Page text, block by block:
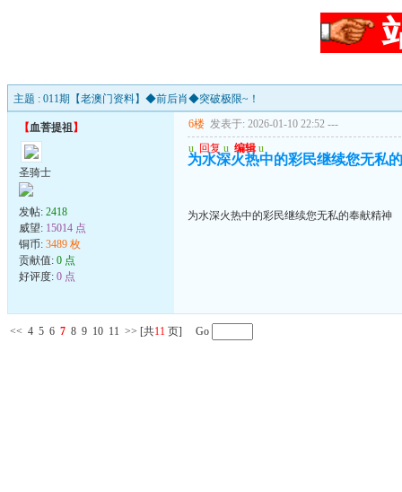
主题 : 011期【老澳门资料】◆前后肖◆突破极限~！
【血菩提祖 】
圣骑士
发帖: 2418
威望: 15014 点
铜币: 3489 枚
贡献值: 0 点
好评度: 0 点
6楼 发表于: 2026-01-10 22:52 ---
u 回复 u 编辑 u
为水深火热中的彩民继续您无私
为水深火热中的彩民继续您无私的奉献精神
<< 4 5 6 7 8 9 10 11 >> [共11 页] Go